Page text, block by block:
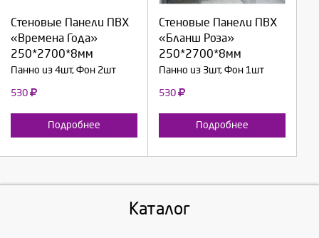
Стеновые Панели ПВХ
«Времена Года»
250*2700*8мм
Панно из 4шт, Фон 2шт
530
Подробнее
Продолжить
Отмена
Стеновые Панели ПВХ
«Бланш Роза»
250*2700*8мм
Панно из 3шт, Фон 1шт
530
Подробнее
Продолжить
Отмена
Каталог